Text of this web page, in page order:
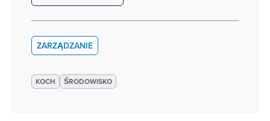
ZARZĄDZANIE
KOCH ŚRODOWISKO